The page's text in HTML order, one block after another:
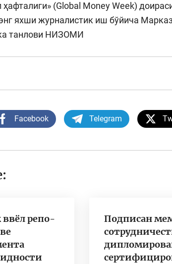
(Global Money Week)
яхши журналистик иш бўйича
танлови НИЗОМИ
Facebook Telegram
репо-
Подписан